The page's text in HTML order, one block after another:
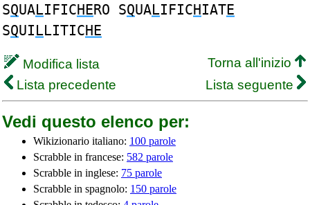
SQUALIFICHERO SQUALIFICHIATE
SQUILLITICHE
Modifica lista
Torna all'inizio
Lista precedente
Lista seguente
Vedi questo elenco per:
Wikizionario italiano: 100 parole
Scrabble in francese: 582 parole
Scrabble in inglese: 75 parole
Scrabble in spagnolo: 150 parole